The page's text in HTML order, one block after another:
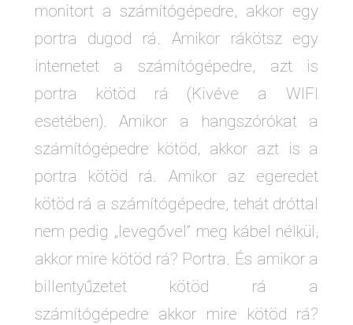
monitort a számítógépedre, akkor egy
portra dugod rá. Amikor rákötsz egy
internetet a számítógépedre, azt is
portra kötöd rá (Kivéve a WIFI
esetében). Amikor a hangszórókat a
számítógépedre kötöd, akkor azt is a
portra kötöd rá. Amikor az egeredet
kötöd rá a számítógépedre, tehát dróttal
nem pedig „ levegővel” meg kábel nélkül,
akkor mire kötöd rá? Portra. És amikor a
billentyűzetet kötöd rá a
számítógépedre akkor mire kötöd rá?